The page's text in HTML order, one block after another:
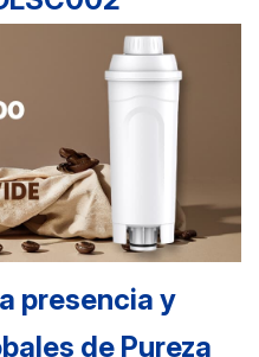
presencia y
de Pureza